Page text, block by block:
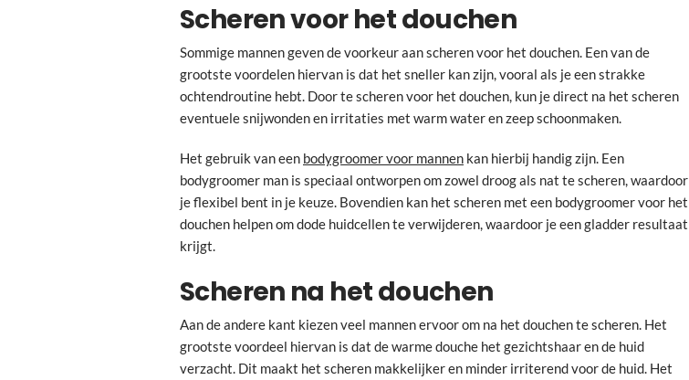
Scheren voor het douchen
Sommige mannen geven de voorkeur aan scheren voor het douchen. Een van de
grootste voordelen hiervan is dat het sneller kan zijn, vooral als je een strakke
ochtendroutine hebt. Door te scheren voor het douchen, kun je direct na het scheren
eventuele snijwonden en irritaties met warm water en zeep schoonmaken.
Het gebruik van een bodygroomer voor mannen kan hierbij handig zijn. Een
bodygroomer man is speciaal ontworpen om zowel droog als nat te scheren, waardoor
je flexibel bent in je keuze. Bovendien kan het scheren met een bodygroomer voor het
douchen helpen om dode huidcellen te verwijderen, waardoor je een gladder resultaat
krijgt.
Scheren na het douchen
Aan de andere kant kiezen veel mannen ervoor om na het douchen te scheren. Het
grootste voordeel hiervan is dat de warme douche het gezichtshaar en de huid
verzacht. Dit maakt het scheren makkelijker en minder irriterend voor de huid. Het